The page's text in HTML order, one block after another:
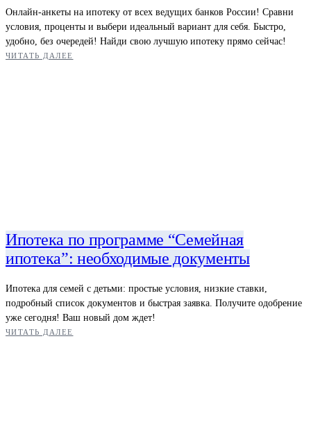
Онлайн-анкеты на ипотеку от всех ведущих банков России! Сравни
условия, проценты и выбери идеальный вариант для себя. Быстро,
удобно, без очередей! Найди свою лучшую ипотеку прямо сейчас!
ЧИТАТЬ ДАЛЕЕ
Ипотека по программе “Семейная
ипотека”: необходимые документы
Ипотека для семей с детьми: простые условия, низкие ставки,
подробный список документов и быстрая заявка. Получите одобрение
уже сегодня! Ваш новый дом ждет!
ЧИТАТЬ ДАЛЕЕ